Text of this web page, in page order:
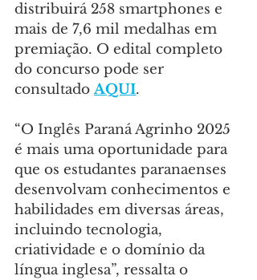
distribuirá 258 smartphones e
mais de 7,6 mil medalhas em
premiação. O edital completo
do concurso pode ser
consultado AQUI.
“O Inglês Paraná Agrinho 2025
é mais uma oportunidade para
que os estudantes paranaenses
desenvolvam conhecimentos e
habilidades em diversas áreas,
incluindo tecnologia,
criatividade e o domínio da
língua inglesa”, ressalta o